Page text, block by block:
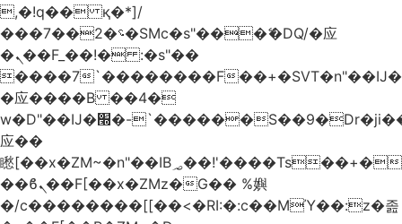
,�!q�� қ�*]/
���؝�2��7�SMc�s"���ޭ�DQ/�应
�ܢ��F_��!� :�s"��
����7`��������F
�应����B ��4�
w�D"��IJ�׭�-`������S��9�Dr�ji��EJ߅��gJ�
应��
矁[��x�ZM~�n"��IB؃��!'����Тѕ��+��(m��IK�ʭ�/|
��ϐܢ��F[��x�ZMz�G�� %嬩
�/c��������[[��<�RI:�:c��MΎ��:z�졾